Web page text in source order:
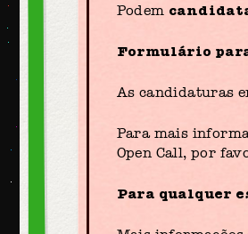
Podem
Formulário
As candidaturas
Para mais
Open Call, por
Para qualquer